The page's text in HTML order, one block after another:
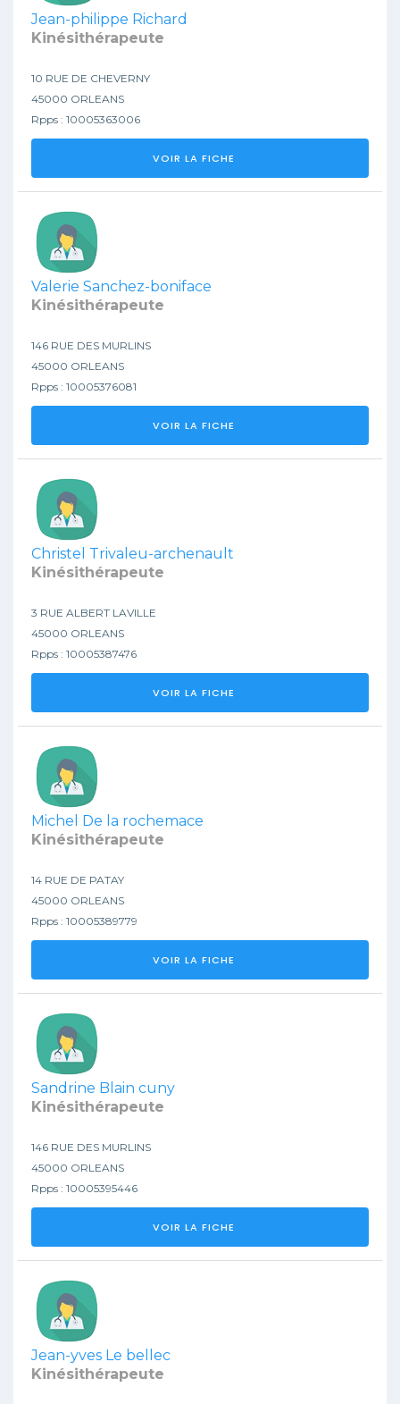
Jean-philippe Richard
Kinésithérapeute
10 RUE DE CHEVERNY
45000 ORLEANS
Rpps : 10005363006
VOIR LA FICHE
Valerie Sanchez-boniface
Kinésithérapeute
146 RUE DES MURLINS
45000 ORLEANS
Rpps : 10005376081
VOIR LA FICHE
Christel Trivaleu-archenault
Kinésithérapeute
3 RUE ALBERT LAVILLE
45000 ORLEANS
Rpps : 10005387476
VOIR LA FICHE
Michel De la rochemace
Kinésithérapeute
14 RUE DE PATAY
45000 ORLEANS
Rpps : 10005389779
VOIR LA FICHE
Sandrine Blain cuny
Kinésithérapeute
146 RUE DES MURLINS
45000 ORLEANS
Rpps : 10005395446
VOIR LA FICHE
Jean-yves Le bellec
Kinésithérapeute